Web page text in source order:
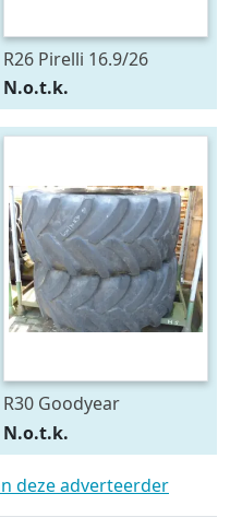
R26 Pirelli 16.9/26
N.o.t.k.
R30 Goodyear
600/70R30
N.o.t.k.
deze adverteerder